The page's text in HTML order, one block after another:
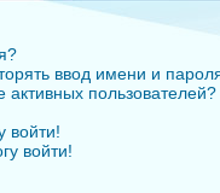
ввод имени и
активных пользователей?
войти!
войти!